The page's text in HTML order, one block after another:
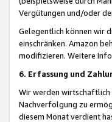
Vergütungen und/oder
Gelegentlich können wir
einschränken. Amazon
modifizieren. Weitere
6. Erfassung und
Wir werden wirtschaftlich
Nachverfolgung zu
diesem Monat verdient